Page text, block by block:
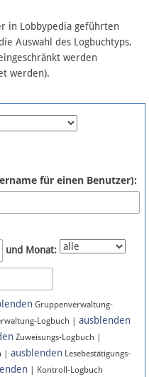
in Lobbypedia geführten
Auswahl des Logbuchtyps,
werden
werden).
für einen Benutzer):
und Monat:
Gruppenverwaltung-
Logbuch | ausblenden
Zuweisungs-Logbuch |
| ausblenden Lesebestätigungs-
| Kontroll-Logbuch